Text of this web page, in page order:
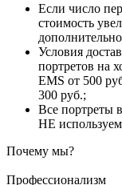
Если число
стоимость
Условия
портретов на
EMS от 500
300 руб.;
Все портреты
НЕ используем
Почему мы?
Профессионализм